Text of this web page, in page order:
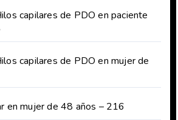
capilares de PDO en paciente
capilares de PDO en mujer de
en mujer de 48 años – 216